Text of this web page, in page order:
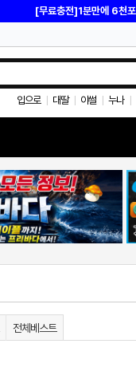
[무료충전]1분만에 6천
입으로 대딸 야썰 누나
전체베스트